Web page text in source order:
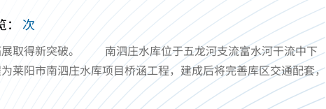
次
展取得新突破。 南泗庄水库位于五龙河支流富水河干流中下
莱阳市南泗庄水库项目桥涵工程，建成后将完善库区交通配套